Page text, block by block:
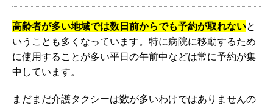
高齢者が多い地域では数日前からでも予約が取れないと
いうことも多くなっています。特に病院に移動するため
に使用することが多い平日の午前中などは常に予約が集
中しています。
まだまだ介護タクシーは数が多いわけではありませんの